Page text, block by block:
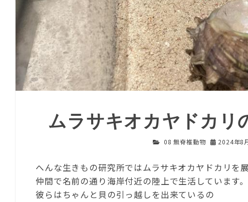
ムラサキオカヤドカリ
08 無脊椎動物 2024年8
へんな生きもの研究所ではムラサキオカヤドカリを
仲間で名前の通り海岸付近の陸上で生活しています
彼らはちゃんと貝の引っ越しを出来ているの